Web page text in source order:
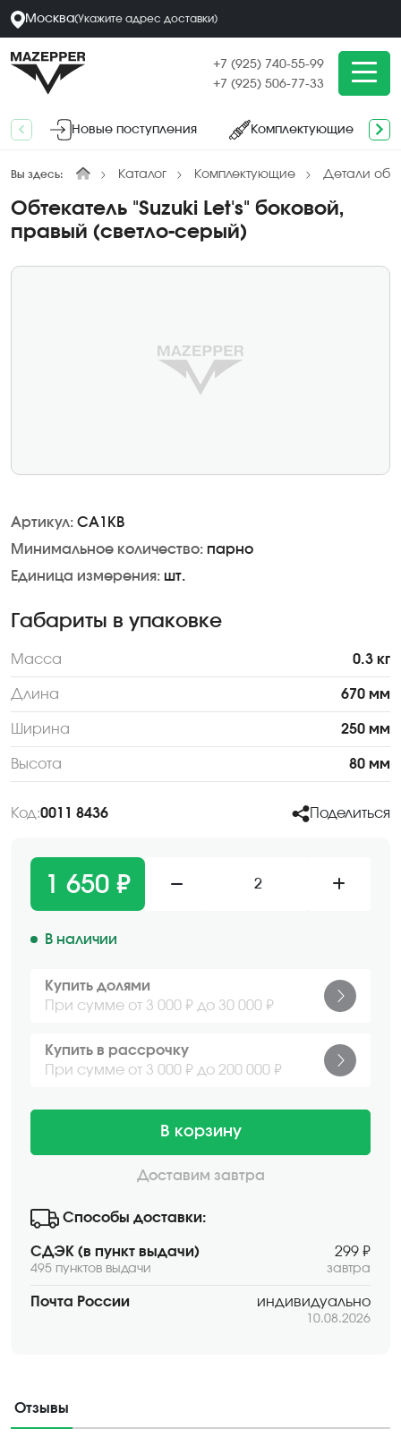
Москва(Укажите адрес доставки)
+7 (925) 740-55-99
+7 (925) 506-77-33
Новые поступления Комплектующие
Вы здесь: Каталог Комплектующие Детали
Обтекатель "Suzuki Let's" боковой,
правый (светло-серый)
Артикул: CA1KB
Минимальное количество: парно
Единица измерения: шт.
Габариты в упаковке
Масса 0.3 кг
Длина 670 мм
Ширина 250 мм
Высота 80 мм
Код:0011 8436 Поделиться
1 650 ₽ 2
В наличии
Купить долями
При сумме от 3 000 ₽ до 30 000 ₽
Купить в рассрочку
При сумме от 3 000 ₽ до 200 000 ₽
В корзину
Доставим завтра
Способы доставки:
СДЭК (в пункт выдачи)
495 пунктов выдачи
299 ₽
завтра
Почта России индивидуально
10.08.2026
Отзывы